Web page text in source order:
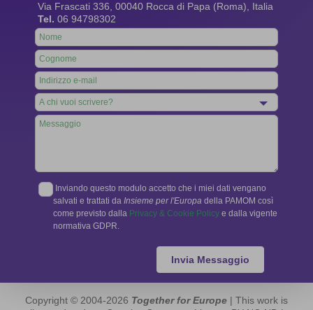
Via Frascati 336, 00040 Rocca di Papa (Roma), Italia
Tel. 06 94798302
Leave
this
field
blank
Inviando questo modulo accetto che i miei dati vengano
salvati e trattati da Insieme per l'Europa della PAMOM così
come previsto dalla Privacy & Cookie Policy e dalla vigente
normativa GDPR.
Invia Messaggio
Copyright © 2004-2026 Together for Europe | This work is